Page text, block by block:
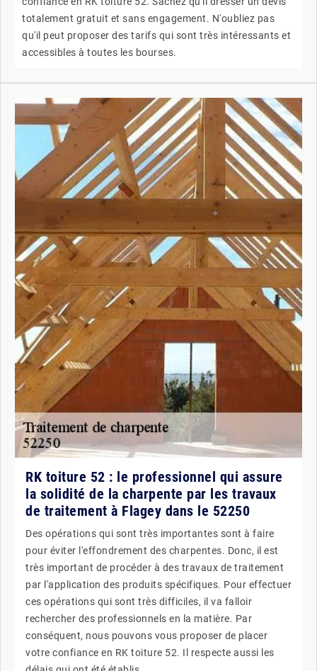
totalement gratuit et sans engagement. N'oubliez pas
qu'il peut proposer des tarifs qui sont très intéressants et
accessibles à toutes les bourses.
RK toiture 52 : le professionnel qui assure
la solidité de la charpente par les travaux
de traitement à Flagey dans le 52250
Des opérations qui sont très importantes sont à faire
pour éviter l'effondrement des charpentes. Donc, il est
très important de procéder à des travaux de traitement
par l'application des produits spécifiques. Pour effectuer
ces opérations qui sont très difficiles, il va falloir
rechercher des professionnels en la matière. Par
conséquent, nous pouvons vous proposer de placer
votre confiance en RK toiture 52. Il respecte aussi les